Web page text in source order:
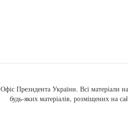
Офіс Президента України. Всі матеріали
будь-яких матеріалів, розміщених на